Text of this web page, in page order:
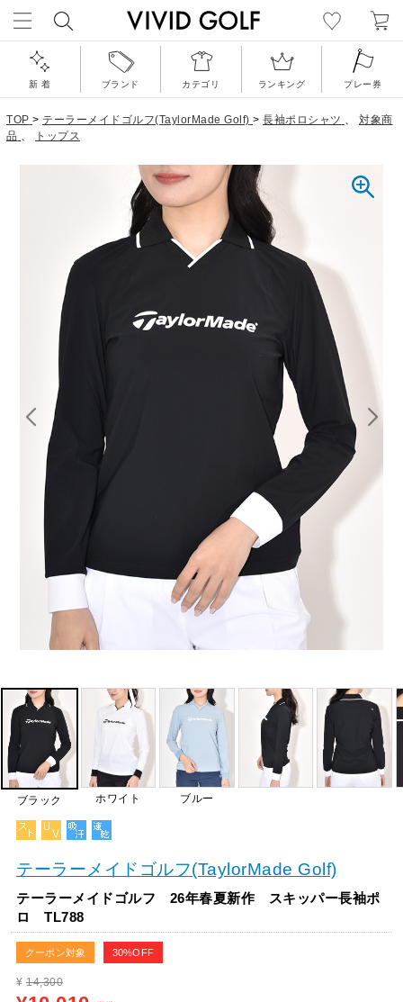
新 着 ブランド カテゴリ ランキング プレー券
TOP > テーラーメイドゴルフ(TaylorMade Golf) > 長袖ポロシャツ 、 対象商
品 、 トップス
ブラック ホワイト ブルー
テーラーメイドゴルフ(TaylorMade Golf)
テーラーメイドゴルフ 26年春夏新作 スキッパー長袖ポ
ロ TL788
クーポン対象 30%OFF
¥ 14,300